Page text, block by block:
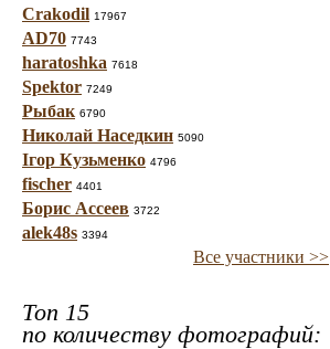
Crakodil 17967
AD70 7743
haratoshka 7618
Spektor 7249
Рыбак 6790
Николай Наседкин 5090
Ігор Кузьменко 4796
fischer 4401
Борис Ассеев 3722
alek48s 3394
Все участники >>
Топ 15
по количеству фотографий: